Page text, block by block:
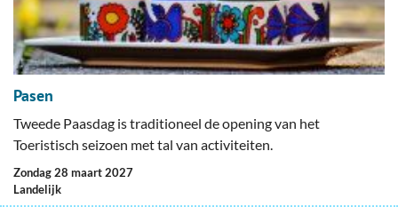
Pasen
Tweede Paasdag is traditioneel de opening van het
Toeristisch seizoen met tal van activiteiten.
zondag 28 maart 2027
Landelijk